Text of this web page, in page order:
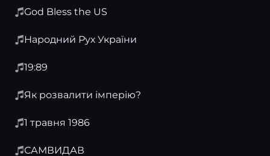
God Bless the US
Народний Рух України
19:89
Як розвалити імперію?
1 травня 1986
САМВИДАВ